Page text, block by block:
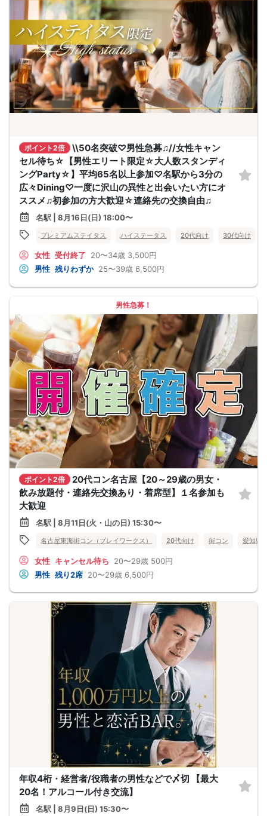
ポイント2倍
\\50名突破♡男性急募♫//女性キャン
セル待ち☆【男性エリート限定☆大人数スタンディ
ングParty☆】平均65名以上参加♡名駅から3分の
広々Dining♡一度に沢山の異性と出会いたい方にオ
ススメ♫初参加の方大歓迎☆連絡先の交換自由♫
名駅 | 8月16日(日) 18:00〜
プレミアムステイタス ハイステータス 20代向け 30代向け
女性 受付終了 20〜34歳 3,500円
男性 残りわずか 25〜39歳 6,500円
男性急募！
ポイント2倍
20代コン名古屋【20～29歳の男女・
飲み放題付・連絡先交換あり・着席型】１名参加も
大歓迎
名駅 | 8月11日(火・山の日) 15:30〜
名古屋東海街コン（プレイワークス） 20代向け 街コン 愛知県
女性 キャンセル待ち 20〜29歳 500円
男性 残り2席 20〜29歳 6,500円
年収4桁・経営者/役職者の男性などで〆切 【最大
20名！アルコール付き交流】
名駅 | 8月9日(日) 15:30〜